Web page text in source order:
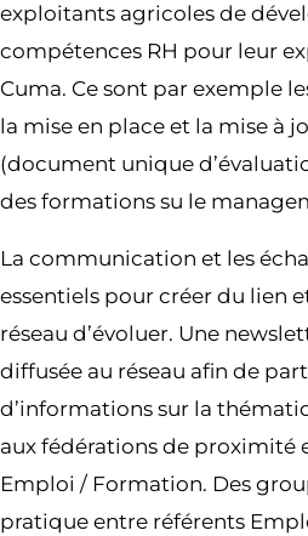
exploitants agricoles de
compétences RH pour leur
Cuma. Ce sont par exemple
la mise en place et la mise à
(document unique
des formations su le
La communication et les
essentiels pour créer du lien
réseau d’évoluer. Une
diffusée au réseau afin de
d’informations sur la
aux fédérations de proximité
Emploi / Formation. Des
pratique entre référents